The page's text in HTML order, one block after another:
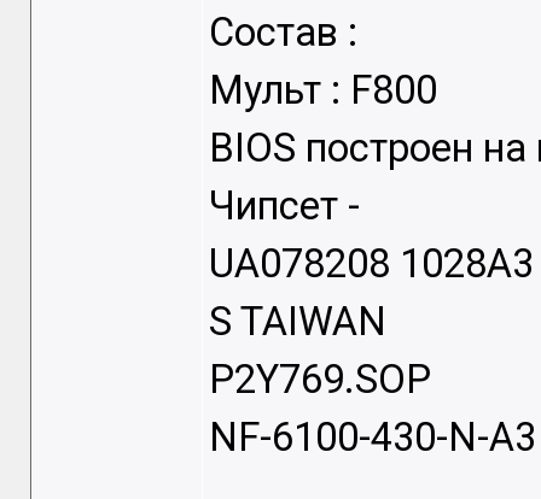
Состав :
Мульт : F800
BIOS построен
Чипсет -
UA078208 1028A3
S TAIWAN
P2Y769.SOP
NF-6100-430-N-A3